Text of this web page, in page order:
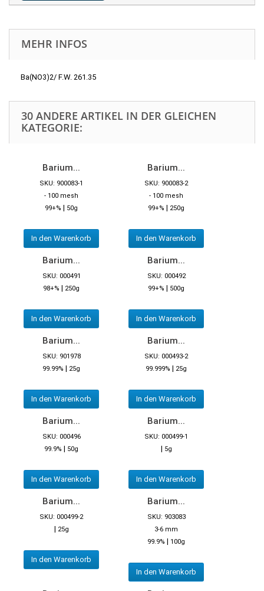
MEHR INFOS
Ba(NO3)2/ F.W. 261.35
30 ANDERE ARTIKEL IN DER GLEICHEN
KATEGORIE:
Barium...
SKU: 900083-1
- 100 mesh
99+% | 50g
In den Warenkorb
Barium...
SKU: 900083-2
- 100 mesh
99+% | 250g
In den Warenkorb
Barium...
SKU: 000491
98+% | 250g
In den Warenkorb
Barium...
SKU: 000492
99+% | 500g
In den Warenkorb
Barium...
SKU: 901978
99.99% | 25g
In den Warenkorb
Barium...
SKU: 000493-2
99.999% | 25g
In den Warenkorb
Barium...
SKU: 000496
99.9% | 50g
In den Warenkorb
Barium...
SKU: 000499-1
| 5g
In den Warenkorb
Barium...
SKU: 000499-2
| 25g
In den Warenkorb
Barium...
SKU: 903083
3-6 mm
99.9% | 100g
In den Warenkorb